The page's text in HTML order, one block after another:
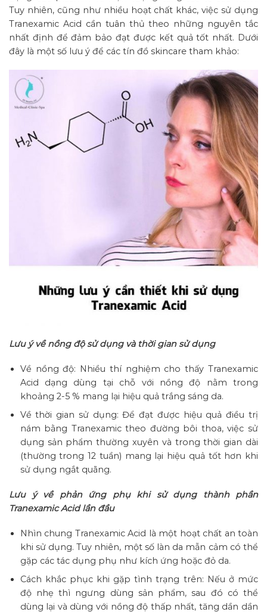
Tuy nhiên, cũng như nhiều hoạt chất khác, việc sử dụng
Tranexamic Acid cần tuân thủ theo những nguyên tắc
nhất định để đảm bảo đạt được kết quả tốt nhất. Dưới
đây là một số lưu ý để các tín đồ skincare tham khảo:
Lưu ý về nồng độ sử dụng và thời gian sử dụng
Về nồng độ: Nhiều thí nghiệm cho thấy Tranexamic
Acid dạng dùng tại chỗ với nồng độ nằm trong
khoảng 2-5 % mang lại hiệu quả trắng sáng da.
Về thời gian sử dụng: Để đạt được hiệu quả điều trị
nám bằng Tranexamic theo đường bôi thoa, việc sử
dụng sản phẩm thường xuyên và trong thời gian dài
(thường trong 12 tuần) mang lại hiệu quả tốt hơn khi
sử dụng ngắt quãng.
Lưu ý về phản ứng phụ khi sử dụng thành phần
Tranexamic Acid lần đầu
Nhìn chung Tranexamic Acid là một hoạt chất an toàn
khi sử dụng. Tuy nhiên, một số làn da mẫn cảm có thể
gặp các tác dụng phụ như kích ứng hoặc đỏ da.
Cách khắc phục khi gặp tình trạng trên: Nếu ở mức
độ nhẹ thì ngưng dùng sản phẩm, sau đó có thể
dùng lại và dùng với nồng độ thấp nhất, tăng dần dần